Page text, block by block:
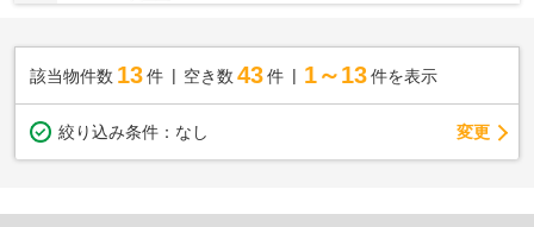
該当物件数 13件 空き数 43 件 1～13 件を表示
絞り込み条件： なし 変更